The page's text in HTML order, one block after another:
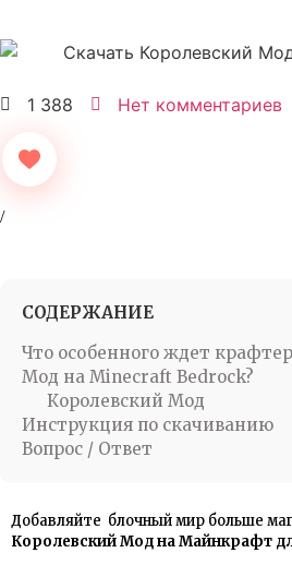
1 388 Нет комментариев
СОДЕРЖАНИЕ
Что особенного ждет
Мод на Minecraft Bedrock?
Королевский Мод
Инструкция по скачиванию
Вопрос / Ответ
Добавляйте блочный мир больше
Королевский Мод на Майнкрафт